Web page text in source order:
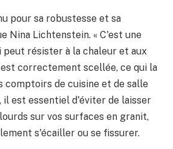
pour sa robustesse et sa
Nina Lichtenstein. « C'est une
résister à la chaleur et aux
correctement scellée, ce qui la
comptoirs de cuisine et de salle
il est essentiel d'éviter de laisser
sur vos surfaces en granit,
s'écailler ou se fissurer.